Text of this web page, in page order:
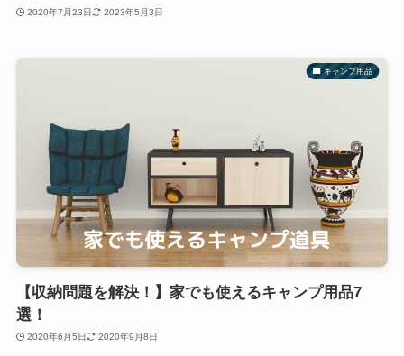
2020年7月23日 2023年5月3日
キャンプ用品
【収納問題を解決！】家でも使えるキャンプ用品7
選！
2020年6月5日 2020年9月8日